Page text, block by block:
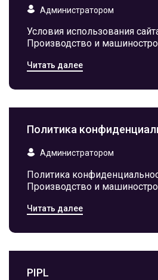
Администратором
Условия использования
Производство и
инженерии. Все материалы
Читать далее
Политика
Администратором
Политика
Производство и
посетителей в соответствии с
Читать далее
PIPL